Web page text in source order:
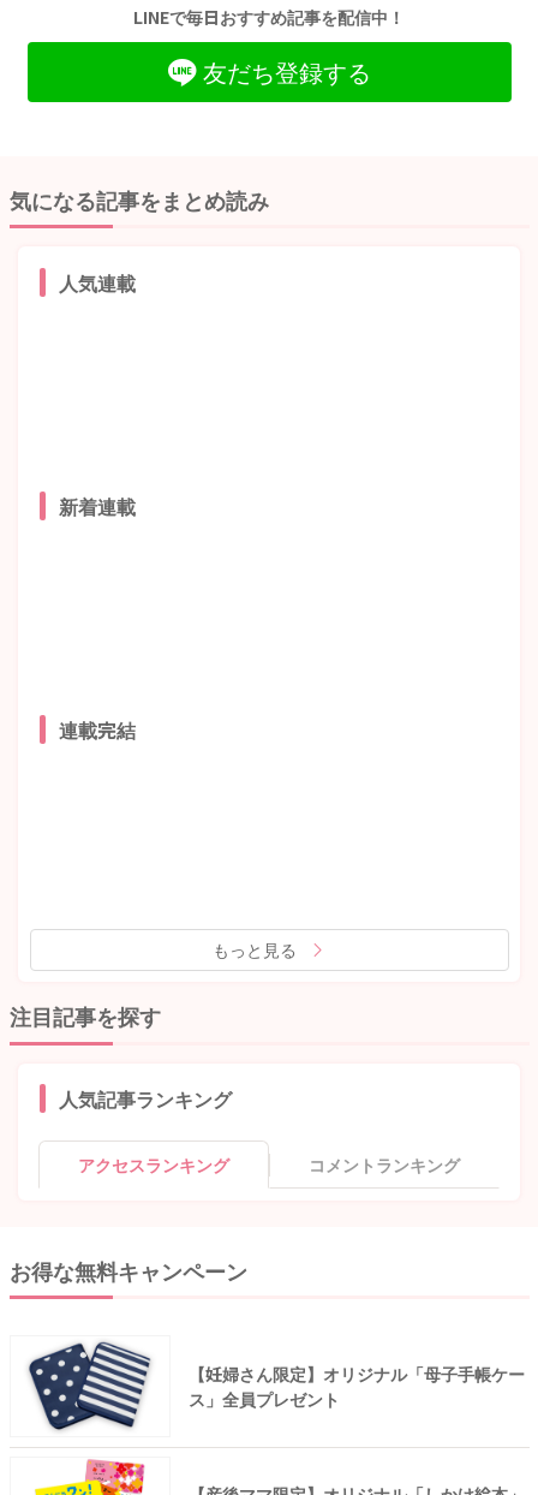
LINEで毎日おすすめ記事を配信中！
友だち登録する
気になる記事をまとめ読み
人気連載
新着連載
連載完結
もっと見る
注目記事を探す
人気記事ランキング
アクセスランキング コメントランキング
お得な無料キャンペーン
【妊婦さん限定】オリジナル「母子手帳ケー
ス」全員プレゼント